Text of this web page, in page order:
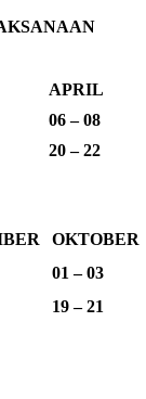
APRIL
06 – 08
20 – 22
OKTOBER
01 – 03
19 – 21